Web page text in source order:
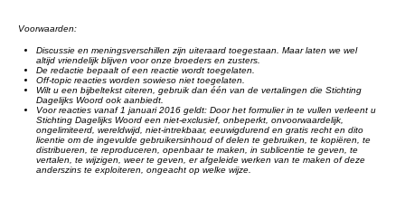
Voorwaarden:
Discussie en meningsverschillen zijn uiteraard toegestaan. Maar laten we wel
altijd vriendelijk blijven voor onze broeders en zusters.
De redactie bepaalt of een reactie wordt toegelaten.
Off-topic reacties worden sowieso niet toegelaten.
Wilt u een bijbeltekst citeren, gebruik dan één van de vertalingen die Stichting
Dagelijks Woord ook aanbiedt.
Voor reacties vanaf 1 januari 2016 geldt: Door het formulier in te vullen verleent u
Stichting Dagelijks Woord een niet-exclusief, onbeperkt, onvoorwaardelijk,
ongelimiteerd, wereldwijd, niet-intrekbaar, eeuwigdurend en gratis recht en dito
licentie om de ingevulde gebruikersinhoud of delen te gebruiken, te kopiëren, te
distribueren, te reproduceren, openbaar te maken, in sublicentie te geven, te
vertalen, te wijzigen, weer te geven, er afgeleide werken van te maken of deze
anderszins te exploiteren, ongeacht op welke wijze.